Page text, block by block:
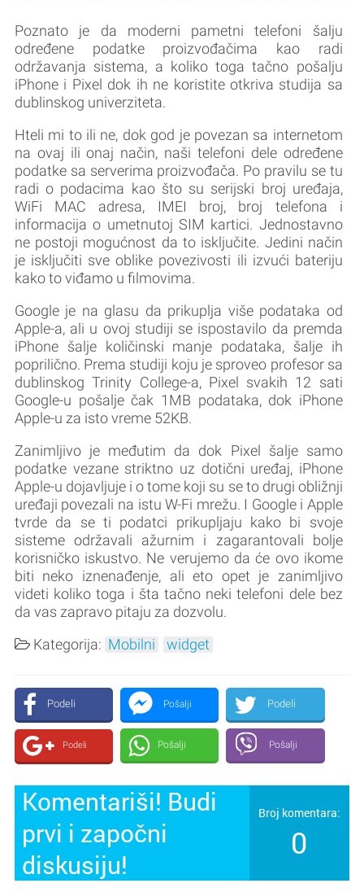
Poznato je da moderni pametni telefoni šalju
određene podatke proizvođačima kao radi
održavanja sistema, a koliko toga tačno pošalju
iPhone i Pixel dok ih ne koristite otkriva studija sa
dublinskog univerziteta.
Hteli mi to ili ne, dok god je povezan sa internetom
na ovaj ili onaj način, naši telefoni dele određene
podatke sa serverima proizvođača. Po pravilu se tu
radi o podacima kao što su serijski broj uređaja,
WiFi MAC adresa, IMEI broj, broj telefona i
informacija o umetnutoj SIM kartici. Jednostavno
ne postoji mogućnost da to isključite. Jedini način
je isključiti sve oblike povezivosti ili izvući bateriju
kako to viđamo u filmovima.
Google je na glasu da prikuplja više podataka od
Apple-a, ali u ovoj studiji se ispostavilo da premda
iPhone šalje količinski manje podataka, šalje ih
poprilično. Prema studiji koju je sproveo profesor sa
dublinskog Trinity College-a, Pixel svakih 12 sati
Google-u pošalje čak 1MB podataka, dok iPhone
Apple-u za isto vreme 52KB.
Zanimljivo je međutim da dok Pixel šalje samo
podatke vezane striktno uz dotični uređaj, iPhone
Apple-u dojavljuje i o tome koji su se to drugi obližnji
uređaji povezali na istu W-Fi mrežu. I Google i Apple
tvrde da se ti podatci prikupljaju kako bi svoje
sisteme održavali ažurnim i zagarantovali bolje
korisničko iskustvo. Ne verujemo da će ovo ikome
biti neko iznenađenje, ali eto opet je zanimljivo
videti koliko toga i šta tačno neki telefoni dele bez
da vas zapravo pitaju za dozvolu.
Kategorija: Mobilni widget
Podeli Pošalji Podeli
Podeli Pošalji Pošalji
Komentariši! Budi
prvi i započni
diskusiju!
Broj komentara:
0